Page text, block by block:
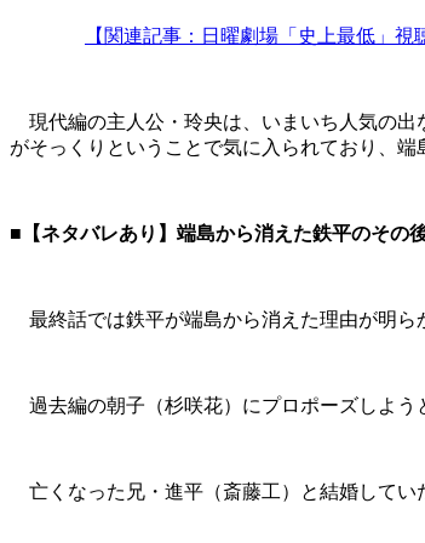
【関連記事：日曜劇場「史上最低」
現代編の主人公・玲央は、いまいち人気の出
がそっくりということで気に入られており、端
■【ネタバレあり】端島から消えた鉄平のその
最終話では鉄平が端島から消えた理由が明ら
過去編の朝子（杉咲花）にプロポーズしよう
亡くなった兄・進平（斎藤工）と結婚してい